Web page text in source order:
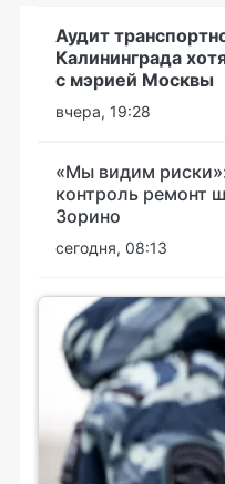
Аудит
Калининграда
с мэрией Москвы
вчера, 19:28
«Мы видим
контроль ремонт
Зорино
сегодня, 08:13